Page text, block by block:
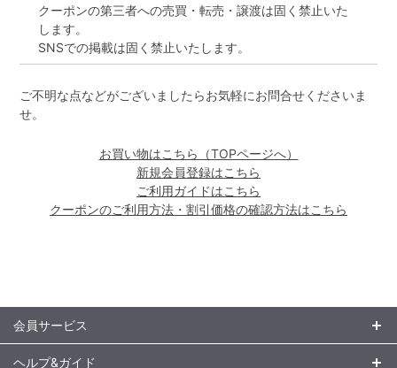
クーポンの第三者への売買・転売・譲渡は固く禁止いた
します。
SNSでの掲載は固く禁止いたします。
ご不明な点などがございましたらお気軽にお問合せくださいま
せ。
お買い物はこちら（TOPページへ）
新規会員登録はこちら
ご利用ガイドはこちら
クーポンのご利用方法・割引価格の確認方法はこちら
会員サービス
ヘルプ&ガイド